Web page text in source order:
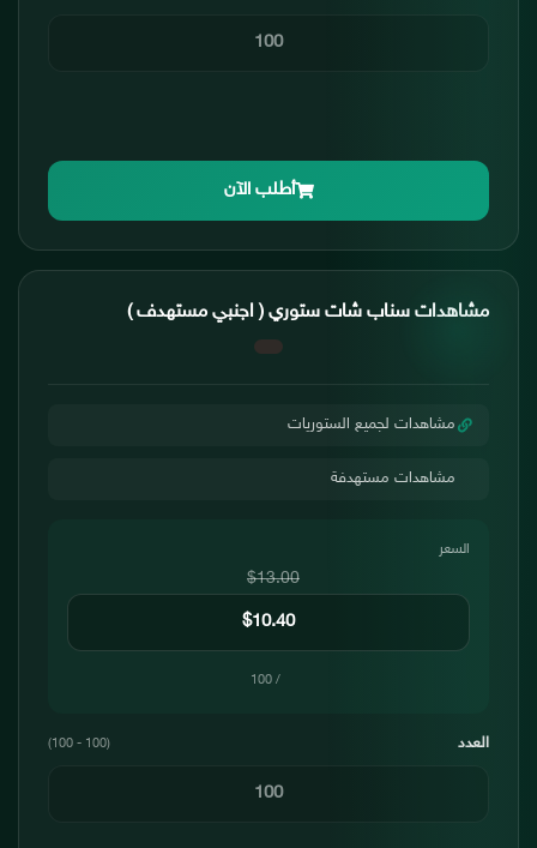
أطلب الآن
مشاهدات سناب شات ستوري ( اجنبي مستهدف )
مشاهدات لجميع الستوريات
مشاهدات مستهدفة
السعر
$13.00
/ 100
العدد (100 - 100)